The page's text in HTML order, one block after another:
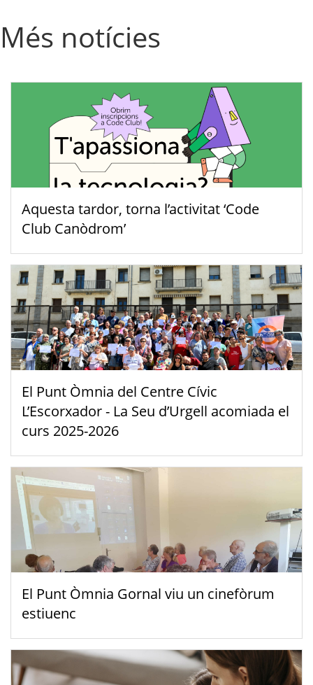
Més notícies
Aquesta tardor, torna l’activitat ‘Code
Club Canòdrom’
El Punt Òmnia del Centre Cívic
L’Escorxador - La Seu d’Urgell acomiada el
curs 2025-2026
El Punt Òmnia Gornal viu un cinefòrum
estiuenc